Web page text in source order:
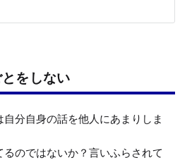
をしない
自分自身の話を他人にあまりしま
のではないか？言いふらされて